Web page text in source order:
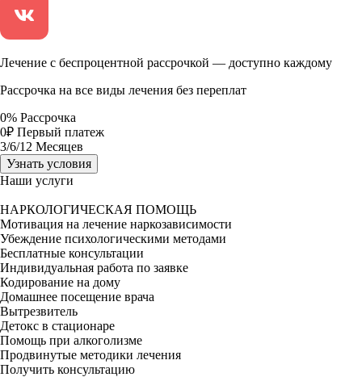
Лечение с беспроцентной рассрочкой — доступно каждому
Рассрочка на все виды лечения без переплат
0% Рассрочка
0₽ Первый платеж
3/6/12 Месяцев
Узнать условия
Наши услуги
НАРКОЛОГИЧЕСКАЯ ПОМОЩЬ
Мотивация на лечение наркозависимости
Убеждение психологическими методами
Бесплатные консультации
Индивидуальная работа по заявке
Кодирование на дому
Домашнее посещение врача
Вытрезвитель
Детокс в стационаре
Помощь при алкоголизме
Продвинутые методики лечения
Получить консультацию